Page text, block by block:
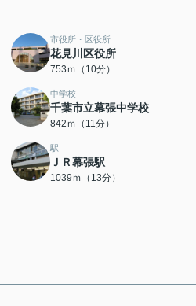
市役所・区役所
花見川区役所
753ｍ（10分）
中学校
千葉市立幕張中学校
842ｍ（11分）
駅
ＪＲ幕張駅
1039ｍ（13分）